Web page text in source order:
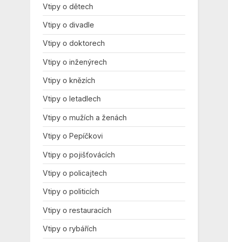
Vtipy o dětech
Vtipy o divadle
Vtipy o doktorech
Vtipy o inženýrech
Vtipy o knězích
Vtipy o letadlech
Vtipy o mužích a ženách
Vtipy o Pepíčkovi
Vtipy o pojišťovácích
Vtipy o policajtech
Vtipy o politicích
Vtipy o restauracích
Vtipy o rybářích